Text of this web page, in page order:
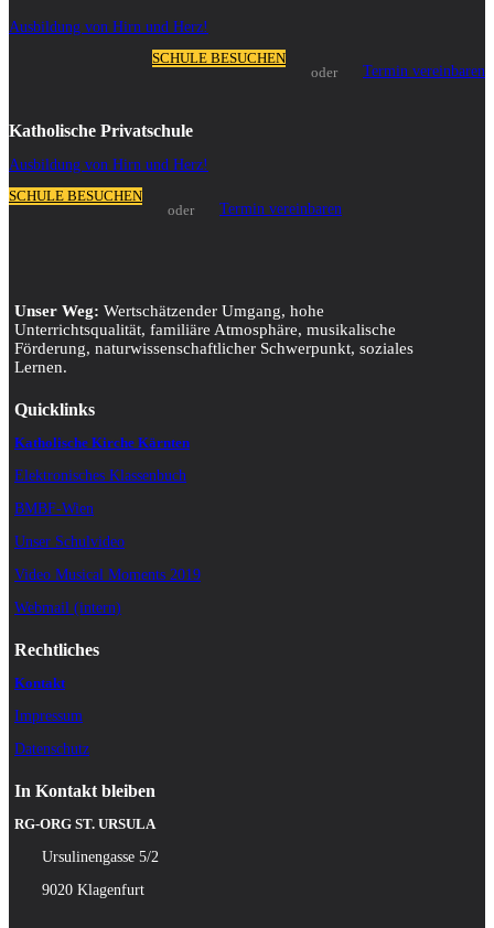
Ausbildung von Hirn und Herz!
Termin vereinbaren
oder
SCHULE BESUCHEN
Katholische Privatschule
Ausbildung von Hirn und Herz!
SCHULE BESUCHEN
oder
Termin vereinbaren
Unser Weg: Wertschätzender Umgang, hohe
Unterrichtsqualität, familiäre Atmosphäre, musikalische
Förderung, naturwissenschaftlicher Schwerpunkt, soziales
Lernen.
Quicklinks
Katholische Kirche Kärnten
Elektronisches Klassenbuch
BMBF-Wien
Unser Schulvideo
Video Musical Moments 2019
Webmail (intern)
Rechtliches
Kontakt
Impressum
Datenschutz
In Kontakt bleiben
RG-ORG ST. URSULA
Ursulinengasse 5/2
9020 Klagenfurt